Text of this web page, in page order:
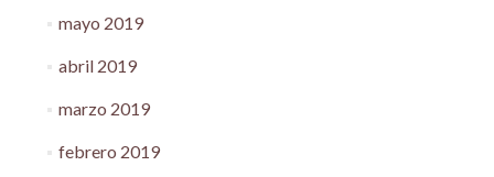
mayo 2019
abril 2019
marzo 2019
febrero 2019